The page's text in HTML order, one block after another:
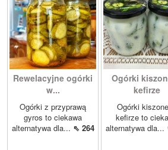
Rewelacyjne ogórki
w...
Ogórki z przyprawą
gyros to ciekawa
alternatywa dla... ⇖ 264
Ogórki
kefirze
Ogórki
kefirze to
alternatywa dla...